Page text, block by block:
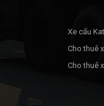
Xe cẩu
Cho thuê
Cho thuê